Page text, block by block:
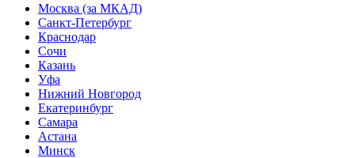
Москва (за МКАД)
Санкт-Петербург
Краснодар
Сочи
Казань
Уфа
Нижний Новгород
Екатеринбург
Самара
Астана
Минск